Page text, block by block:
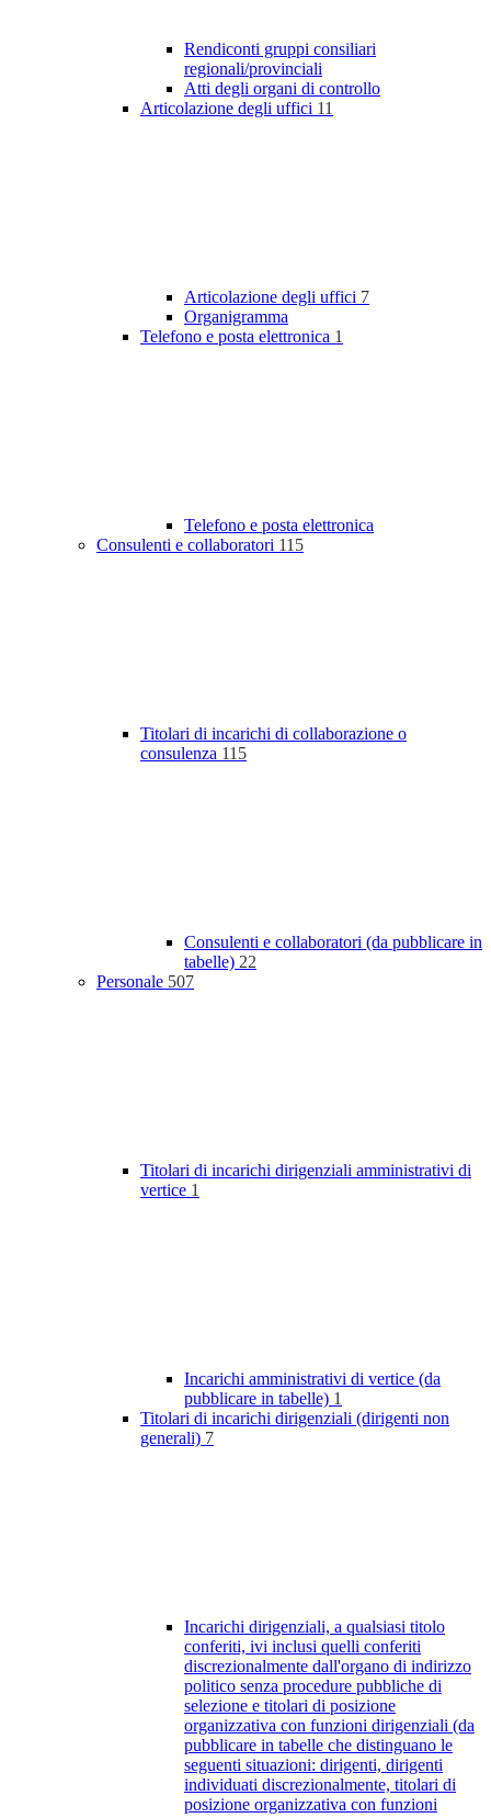
Rendiconti gruppi consiliari
regionali/provinciali
Atti degli organi di controllo
Articolazione degli uffici 11
Articolazione degli uffici 7
Organigramma
Telefono e posta elettronica 1
Telefono e posta elettronica
Consulenti e collaboratori 115
Titolari di incarichi di collaborazione o
consulenza 115
Consulenti e collaboratori (da pubblicare in
tabelle) 22
Personale 507
Titolari di incarichi dirigenziali amministrativi di
vertice 1
Incarichi amministrativi di vertice (da
pubblicare in tabelle) 1
Titolari di incarichi dirigenziali (dirigenti non
generali) 7
Incarichi dirigenziali, a qualsiasi titolo
conferiti, ivi inclusi quelli conferiti
discrezionalmente dall'organo di indirizzo
politico senza procedure pubbliche di
selezione e titolari di posizione
organizzativa con funzioni dirigenziali (da
pubblicare in tabelle che distinguano le
seguenti situazioni: dirigenti, dirigenti
individuati discrezionalmente, titolari di
posizione organizzativa con funzioni